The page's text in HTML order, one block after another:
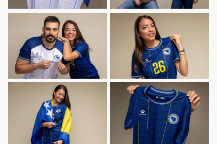
No Caption No Caption
No Caption No Caption